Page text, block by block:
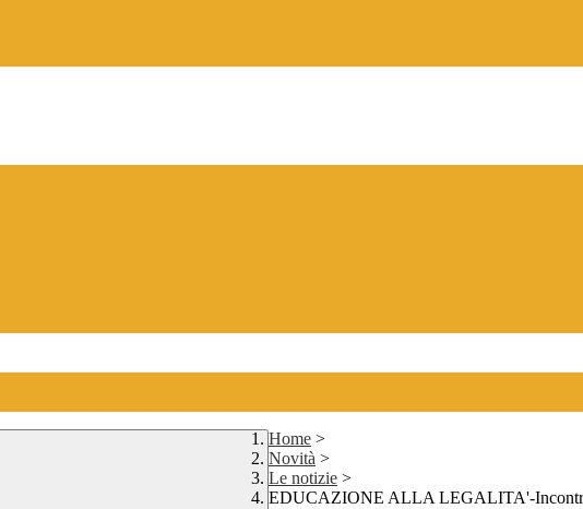
Home >
Novità >
Le notizie >
EDUCAZIONE ALLA LEGALITA'-